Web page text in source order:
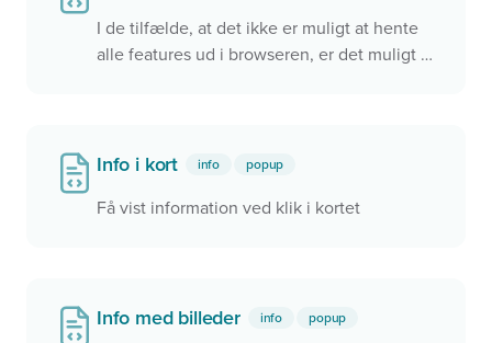
I de tilfælde, at det ikke er muligt at hente
alle features ud i browseren, er det muligt at
Info i kort info popup
Få vist information ved klik i kortet
Info med billeder info popup